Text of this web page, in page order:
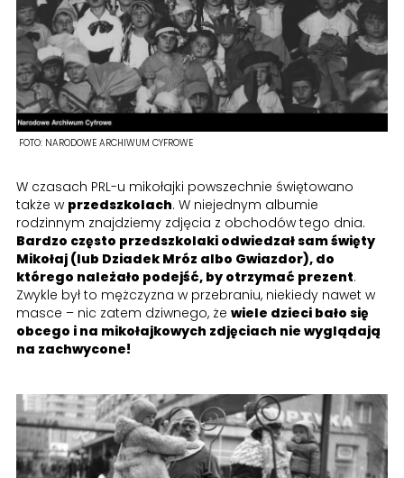
FOTO: NARODOWE ARCHIWUM CYFROWE
W czasach PRL-u mikołajki powszechnie świętowano
także w przedszkolach. W niejednym albumie
rodzinnym znajdziemy zdjęcia z obchodów tego dnia.
Bardzo często przedszkolaki odwiedzał sam święty
Mikołaj (lub Dziadek Mróz albo Gwiazdor), do
którego należało podejść, by otrzymać prezent.
Zwykle był to mężczyzna w przebraniu, niekiedy nawet w
masce – nic zatem dziwnego, że wiele dzieci bało się
obcego i na mikołajkowych zdjęciach nie wyglądają
na zachwycone!